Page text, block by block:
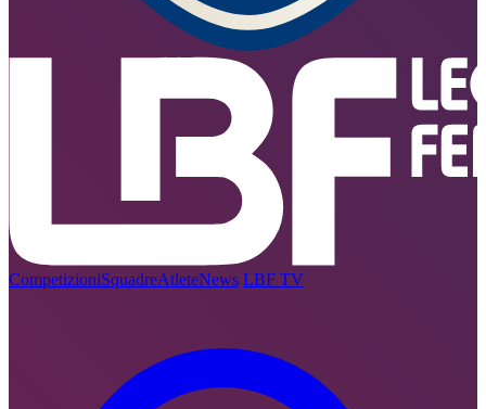
CompetizioniSquadreAtleteNews LBF TV